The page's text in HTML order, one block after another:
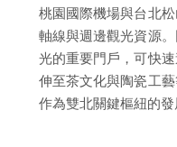
桃園國際機場與台北
軸線與週邊觀光資源
光的重要門戶，可快
伸至茶文化與陶瓷工
作為雙北關鍵樞紐的發